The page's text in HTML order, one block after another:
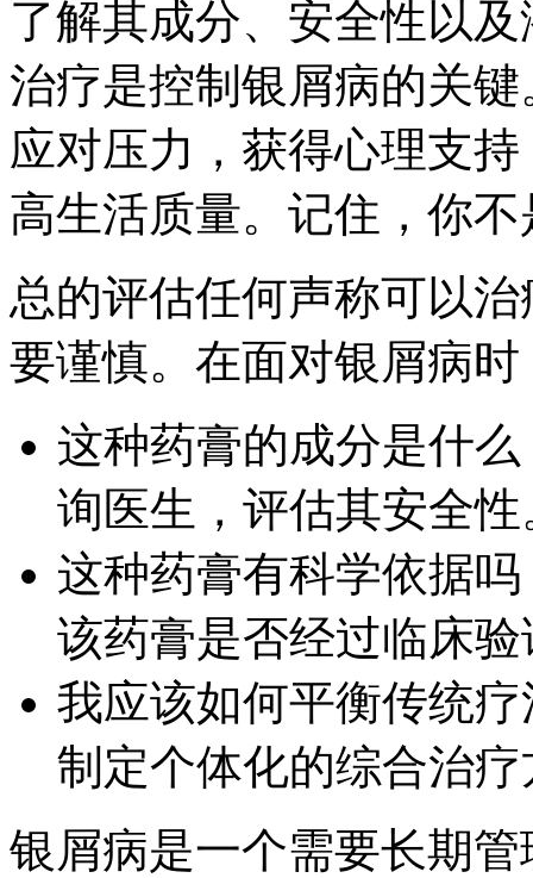
了解其成分、安全性以
治疗是控制银屑病的关
应对压力，获得心理支
高生活质量。记住，你
总的评估任何声称可以
要谨慎。在面对银屑病
这种药膏的成分是什
询医生，评估其安全性
这种药膏有科学依据
该药膏是否经过临床验
我应该如何平衡传统
制定个体化的综合治
银屑病是一个需要长期